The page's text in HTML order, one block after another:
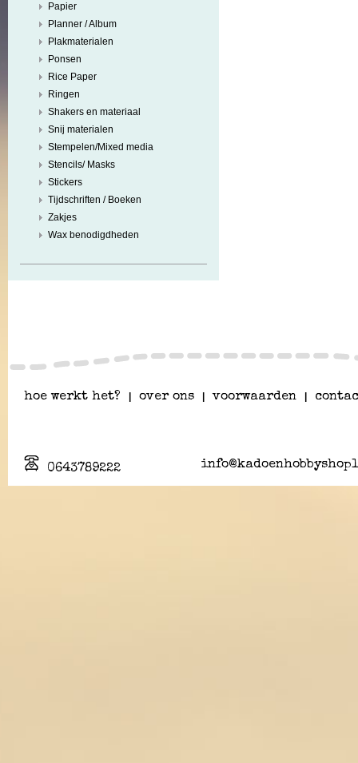
Papier
Planner / Album
Plakmaterialen
Ponsen
Rice Paper
Ringen
Shakers en materiaal
Snij materialen
Stempelen/Mixed media
Stencils/ Masks
Stickers
Tijdschriften / Boeken
Zakjes
Wax benodigdheden
hoe werkt het? over ons voorwaarden
0643789222